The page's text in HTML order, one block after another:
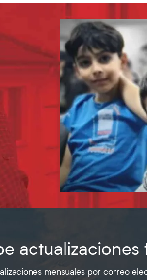
actualizaciones
mensuales por correo